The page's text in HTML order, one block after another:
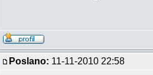
Poslano: 11-11-2010 22:58